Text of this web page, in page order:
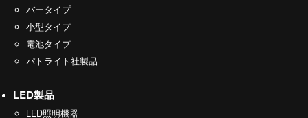
バータイプ
小型タイプ
電池タイプ
パトライト社製品
LED製品
LED照明機器